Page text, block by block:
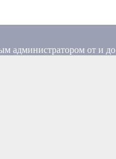
администратором от и до